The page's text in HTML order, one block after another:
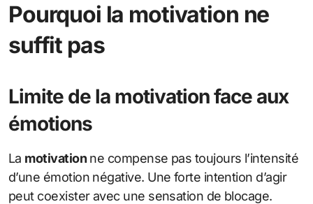
Pourquoi la motivation ne
suffit pas
Limite de la motivation face aux
émotions
La motivation ne compense pas toujours l’intensité
d’une émotion négative. Une forte intention d’agir
peut coexister avec une sensation de blocage.